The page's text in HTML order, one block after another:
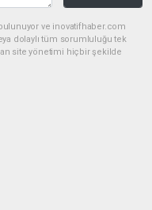
ve inovatifhaber.com
dolaylı tüm sorumluluğu tek
site yönetimi hiçbir şekilde